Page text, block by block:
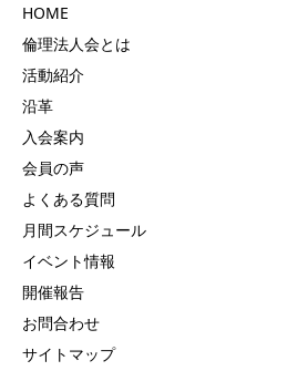
HOME
倫理法人会とは
活動紹介
沿革
入会案内
会員の声
よくある質問
月間スケジュール
イベント情報
開催報告
お問合わせ
サイトマップ